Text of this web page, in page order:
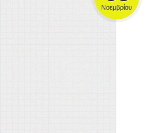
Νοεμβρίου